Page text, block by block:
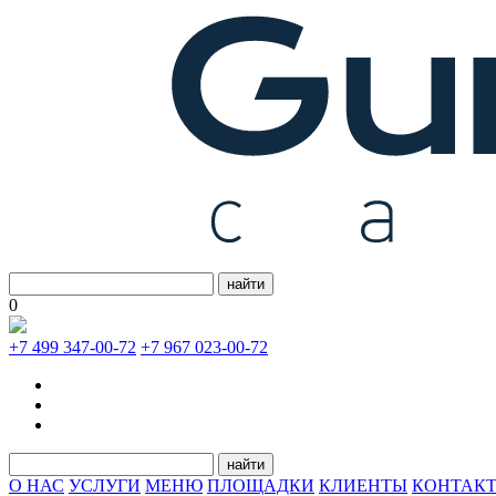
найти
0
+7 499 347-00-72 +7 967 023-00-72
найти
О НАС УСЛУГИ МЕНЮ ПЛОЩАДКИ КЛИЕНТЫ